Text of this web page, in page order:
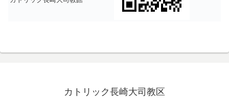
カトリック長崎大司教区